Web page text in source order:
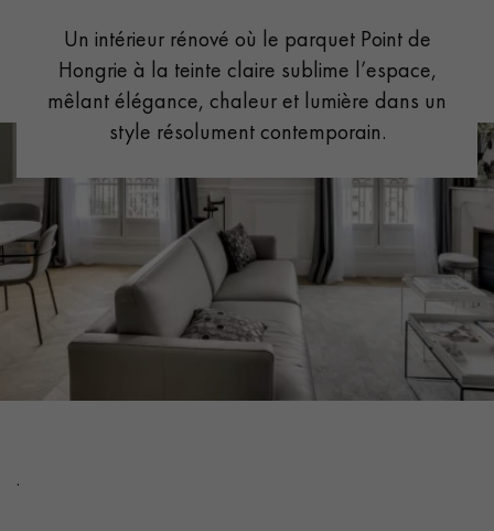
PARQUET EN BOIS EXOTIQUE PARQUET VERNIS
PARQUET HUILÉ PARQUET EN BOIS BRUT
PARQUET VIEILLI PARQUET EN CHÊNE FUMÉ
PARQUET LAMES LARGES XXL PARQUET EN CHÊNE
ACCESSOIRES PARQUET
Nos conseillers sont disponibles au
Un intérieur rénové où le parquet Point de
Hongrie à la teinte claire sublime l’espace,
mêlant élégance, chaleur et lumière dans un
style résolument contemporain.
.